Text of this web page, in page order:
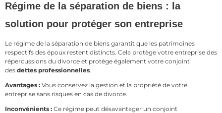
Régime de la séparation de biens : la
solution pour protéger son entreprise
Le régime de la séparation de biens garantit que les patrimoines
respectifs des époux restent distincts. Cela protège votre entreprise des
répercussions du divorce et protège également votre conjoint
des dettes professionnelles.
Avantages : Vous conservez la gestion et la propriété de votre
entreprise sans risques en cas de divorce.
Inconvénients : Ce régime peut désavantager un conjoint